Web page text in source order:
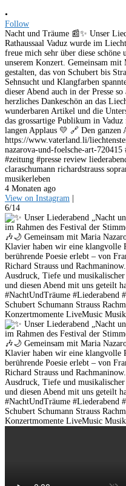
•
Follow
Nacht und Träume 📰✨ Unser
Rathaussaal Vaduz wurde im
freue mich sehr über diese schöne
unserem Konzert. Gemeinsam
gestalten, das von Schubert bis
Sehnsucht und Klangfarben
dieser Abend auch in der Presse
herzliches Dankeschön an das
wunderbaren Artikel und die
das grossartige Publikum in
langen Applaus 💛 🔗 Den
https://www.vaterland.li/
nazarova-und-foelsche-art-720415
#zeitung #presse review
claraschumann richardstrauss
musikerleben
4 Monaten ago
View on Instagram
6/14